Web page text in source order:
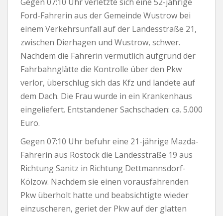
Ford-Fahrerin aus der Gemeinde Wustrow bei
einem Verkehrsunfall auf der Landesstraße 21,
zwischen Dierhagen und Wustrow, schwer.
Nachdem die Fahrerin vermutlich aufgrund der
Fahrbahnglätte die Kontrolle über den Pkw
verlor, überschlug sich das Kfz und landete auf
dem Dach. Die Frau wurde in ein Krankenhaus
eingeliefert. Entstandener Sachschaden: ca. 5.000
Euro.
Gegen 07:10 Uhr befuhr eine 21-jährige Mazda-
Fahrerin aus Rostock die Landesstraße 19 aus
Richtung Sanitz in Richtung Dettmannsdorf-
Kölzow. Nachdem sie einen vorausfahrenden
Pkw überholt hatte und beabsichtigte wieder
einzuscheren, geriet der Pkw auf der glatten